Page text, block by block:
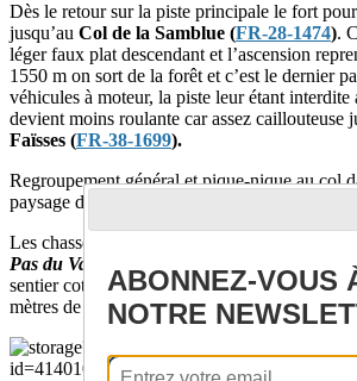
Dès le retour sur la piste principale le fort
jusqu’au Col de la Samblue (FR-28-1474).
léger faux plat descendant et l’ascension
1550 m on sort de la forêt et c’est le dernier
véhicules à moteur, la piste leur étant interdite
devient moins roulante car assez caillouteuse
Faïsses (FR-38-1699).
Regroupement général et pique-nique au col
paysage de prairie de montagne au pied de
Les chasseurs de cols auront un regard pour
Pas du Vallon (
situé 200 m
sentier coté S2, mais aucun candidat ne se
mètres de poussage.
ABONNEZ-VOUS
NOTRE